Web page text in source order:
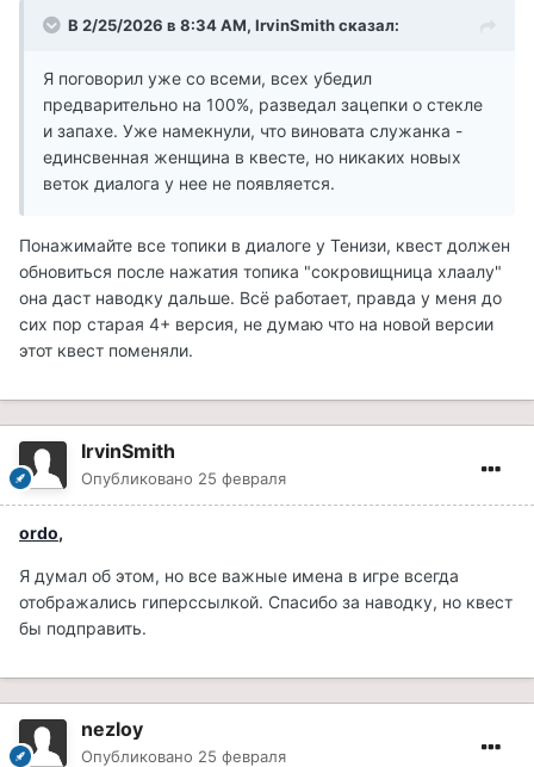
В 2/25/2026 в 8:34 AM, IrvinSmithсказал:
Я поговорил уже со всеми, всех убедил
предварительно на 100%, разведал зацепки о стекле
и запахе. Уже намекнули, что виновата служанка -
единсвенная женщина в квесте, но никаких новых
веток диалога у нее не появляется.
Понажимайте все топики в диалоге у Тенизи, квест должен
обновиться после нажатия топика "сокровищница хлаалу"
она даст наводку дальше. Всё работает, правда у меня до
сих пор старая 4+ версия, не думаю что на новой версии
этот квест поменяли.
IrvinSmith
Опубликовано 25 февраля
ordo,
Я думал об этом, но все важные имена в игре всегда
отображались гиперссылкой. Спасибо за наводку, но квест
бы подправить.
nezloy
Опубликовано 25 февраля